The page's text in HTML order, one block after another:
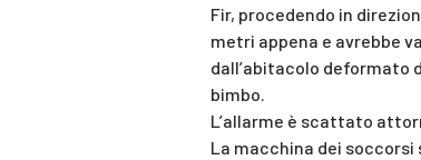
Fir, procedendo in
metri appena e avrebbe
dall’abitacolo deformato
bimbo.
L’allarme è scattato
La macchina dei